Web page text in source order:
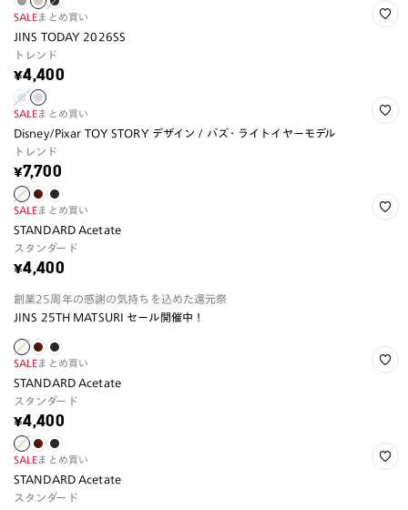
SALEまとめ買い
JINS TODAY 2026SS
トレンド
¥4,400
SALEまとめ買い
Disney/Pixar TOY STORY デザイン / バズ・ライトイヤーモデル
トレンド
¥7,700
SALEまとめ買い
STANDARD Acetate
スタンダード
¥4,400
創業25周年の感謝の気持ちを込めた還元祭
JINS 25TH MATSURI セール開催中！
SALEまとめ買い
STANDARD Acetate
スタンダード
¥4,400
SALEまとめ買い
STANDARD Acetate
スタンダード